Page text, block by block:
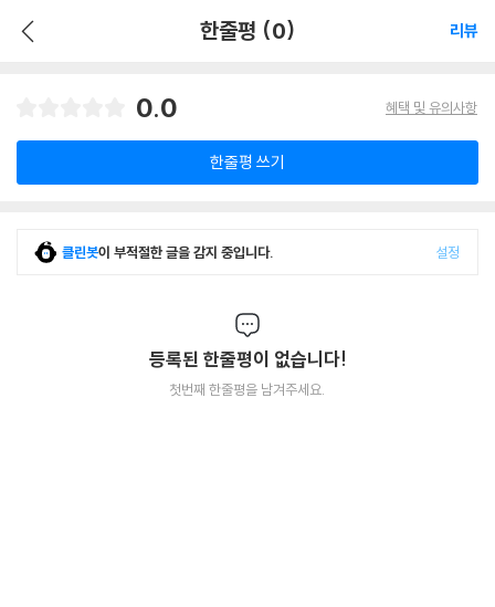
한줄평 (0) 리뷰
0.0 혜택 및 유의사항
한줄평 쓰기
클린봇이 부적절한 글을 감지 중입니다. 설정
등록된 한줄평이 없습니다!
첫번째 한줄평을 남겨주세요.